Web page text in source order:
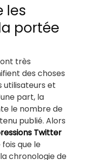
les
portée
très
des choses
utilisateurs et
part, la
le nombre de
publié. Alors
Twitter
que le
chronologie de